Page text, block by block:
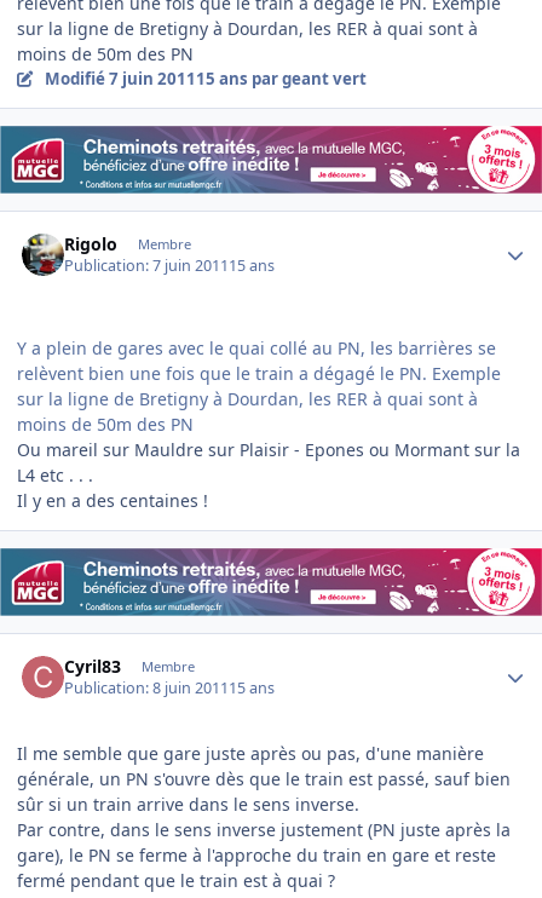
sur la ligne de Bretigny à Dourdan, les RER à quai sont à
moins de 50m des PN
Modifié7 juin 201115 ans par geant vert
Rigolo Membre
Publication:7 juin 201115 ans
Y a plein de gares avec le quai collé au PN, les barrières se
relèvent bien une fois que le train a dégagé le PN. Exemple
sur la ligne de Bretigny à Dourdan, les RER à quai sont à
moins de 50m des PN
Ou mareil sur Mauldre sur Plaisir - Epones ou Mormant sur la
L4 etc . . .
Il y en a des centaines !
Cyril83 Membre
Publication:8 juin 201115 ans
Il me semble que gare juste après ou pas, d'une manière
générale, un PN s'ouvre dès que le train est passé, sauf bien
sûr si un train arrive dans le sens inverse.
Par contre, dans le sens inverse justement (PN juste après la
gare), le PN se ferme à l'approche du train en gare et reste
fermé pendant que le train est à quai ?